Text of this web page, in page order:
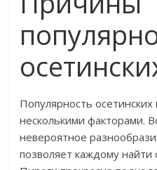
Популярность
несколькими факторами.
невероятное
позволяет каждому